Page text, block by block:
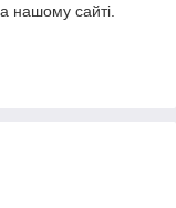
нашому сайті.